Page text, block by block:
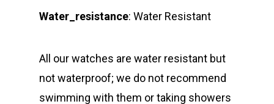
Water_resistance: Water Resistant
All our watches are water resistant but
not waterproof; we do not recommend
swimming with them or taking showers